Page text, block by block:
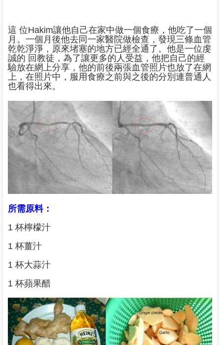
這 位Hakim讓他自己在家中做一個食療，他吃了一個
月。一個月後他去同一家醫院做檢查，發現三條血管
乾乾淨淨，原來堵塞的地方已經全通了。他是一位虔
誠的 回教徒，為了讓更多的人受益，他把自己的經
驗放在網上分享，他的前後兩張血管照片也放了在網
上，在照片中，服用食療之前與之後的分別連普通人
也看得出來。
所需原料：
1 杯檸檬汁
1 杯薑汁
1 杯大蒜汁
1 杯蘋果醋